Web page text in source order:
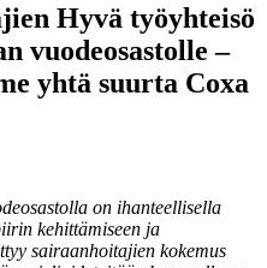
Hyvä työyhteisö
vuodeosastolle –
yhtä suurta Coxa
on ihanteellisella
kehittämiseen ja
sairaanhoitajien kokemus